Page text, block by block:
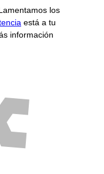
los
está a tu
información